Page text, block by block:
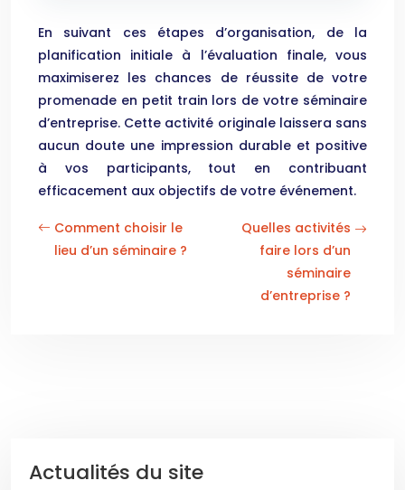
En suivant ces étapes d’organisation, de la
planification initiale à l’évaluation finale, vous
maximiserez les chances de réussite de votre
promenade en petit train lors de votre séminaire
d’entreprise. Cette activité originale laissera sans
aucun doute une impression durable et positive
à vos participants, tout en contribuant
efficacement aux objectifs de votre événement.
Comment choisir le
lieu d’un séminaire ?
Quelles activités
faire lors d’un
séminaire
d’entreprise ?
Actualités du site